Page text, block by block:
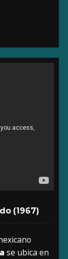
(1967)
se ubica en